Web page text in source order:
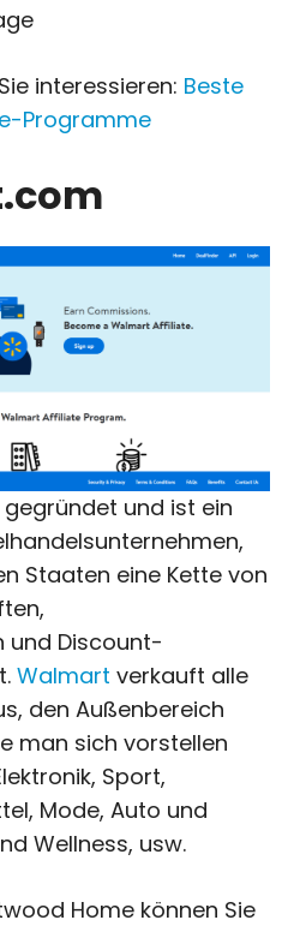
interessieren: Beste
Programme
und ist ein
Staaten eine Kette von
und Discount-
Walmart verkauft alle
den Außenbereich
man sich vorstellen
Sport,
Mode, Auto und
Wellness, usw.
Home können Sie